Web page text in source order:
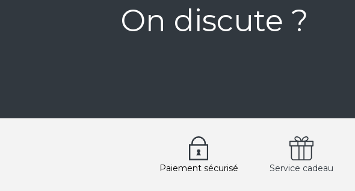
On discute ?
Paiement sécurisé Service cadeau